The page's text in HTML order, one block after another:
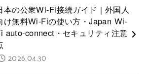
本の公衆Wi-Fi接続ガイド｜外国人
け無料Wi-Fiの使い方・Japan Wi-
auto-connect・セキュリティ注意
2026.04.30